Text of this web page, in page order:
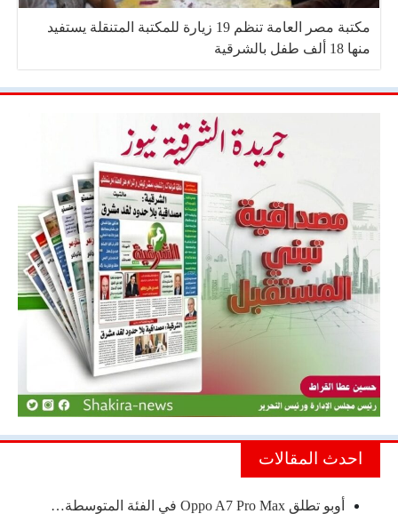
مكتبة مصر العامة تنظم 19 زيارة للمكتبة المتنقلة يستفيد
منها 18 ألف طفل بالشرقية
احدث المقالات
أوبو تطلق Oppo A7 Pro Max في الفئة المتوسطة…